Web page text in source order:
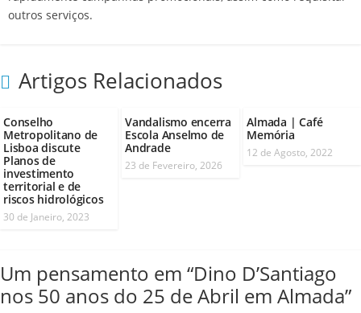
outros serviços.
Artigos Relacionados
Conselho
Metropolitano de
Lisboa discute
Planos de
investimento
territorial e de
riscos hidrológicos
30 de Janeiro, 2023
Vandalismo encerra
Escola Anselmo de
Andrade
23 de Fevereiro, 2026
Almada | Café
Memória
12 de Agosto, 2022
Um pensamento em “Dino D’Santiago
nos 50 anos do 25 de Abril em Almada”